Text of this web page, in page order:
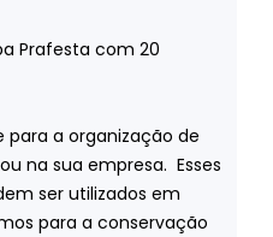
Prafesta com 20
para a organização de
na sua empresa. Esses
ser utilizados em
para a conservação